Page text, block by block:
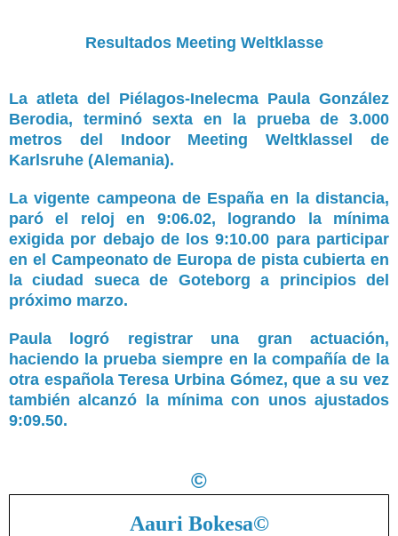
Resultados Meeting Weltklasse
La atleta del Piélagos-Inelecma Paula González
Berodia, terminó sexta en la prueba de 3.000
metros del Indoor Meeting Weltklassel de
Karlsruhe (Alemania).
La vigente campeona de España en la distancia,
paró el reloj en 9:06.02, logrando la mínima
exigida por debajo de los 9:10.00 para participar
en el Campeonato de Europa de pista cubierta en
la ciudad sueca de Goteborg a principios del
próximo marzo.
Paula logró registrar una gran actuación,
haciendo la prueba siempre en la compañía de la
otra española Teresa Urbina Gómez, que a su vez
también alcanzó la mínima con unos ajustados
9:09.50.
©
Aauri Bokesa©